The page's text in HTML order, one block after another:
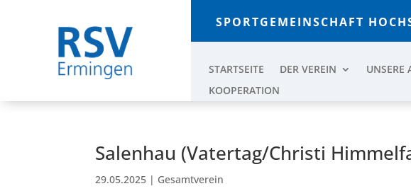
SPORTGEMEINSCHAFT
STARTSEITE DER VEREIN UNSERE
KOOPERATION
Salenhau (Vatertag/Christi
29.05.2025 | Gesamtverein